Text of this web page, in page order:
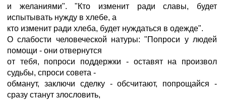
и желаниями". "Кто изменит ради славы, будет
испытывать нужду в хлебе, а
кто изменит ради хлеба, будет нуждаться в одежде".
О слабости человеческой натуры: "Попроси у людей
помощи - они отвернутся
от тебя, попроси поддержки - оставят на произвол
судьбы, спроси совета -
обманут, заключи сделку - обсчитают, попрощайся -
сразу станут злословить,